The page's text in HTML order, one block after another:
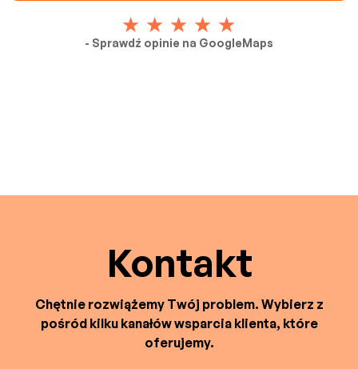
- Sprawdź opinie na GoogleMaps
Kontakt
Chętnie rozwiążemy Twój problem. Wybierz z
pośród kilku kanałów wsparcia klienta, które
oferujemy.